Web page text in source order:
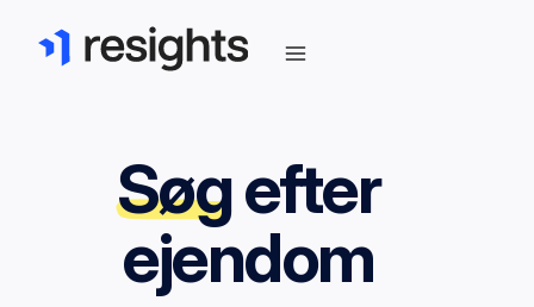
Søgefter
ejendom